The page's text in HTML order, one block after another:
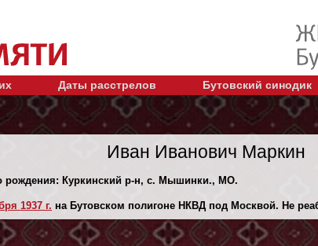
Даты расстрелов Бутовский синодик
Иван Иванович Маркин
рождения: Куркинский р-н, с. Мышинки., МО.
1937 г. на Бутовском полигоне НКВД под Москвой. Не